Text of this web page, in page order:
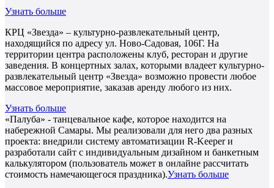
Узнать больше
КРЦ «Звезда» – культурно-развлекательный центр,
находящийся по адресу ул. Ново-Садовая, 106Г. На
территории центра расположены клуб, ресторан и другие
заведения. В концертных залах, которыми владеет культурно-
развлекательный центр «Звезда» возможно провести любое
массовое мероприятие, заказав аренду любого из них.
Узнать больше
«Палуба» - танцевальное кафе, которое находится на
набережной Самары. Мы реализовали для него два разных
проекта: внедрили систему автоматизации R-Keeper и
разработали сайт с индивидуальным дизайном и банкетным
калькулятором (пользователь может в онлайне рассчитать
стоимость намечающегося праздника).Узнать больше